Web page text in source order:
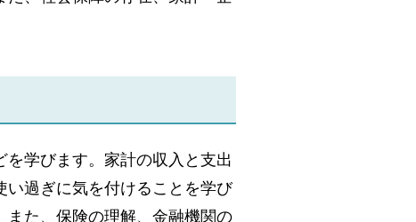
学びます。家計の収入と支出
過ぎに気を付けることを学び
た、保険の理解、金融機関の